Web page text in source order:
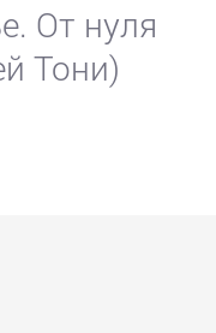
От нуля
Тони)